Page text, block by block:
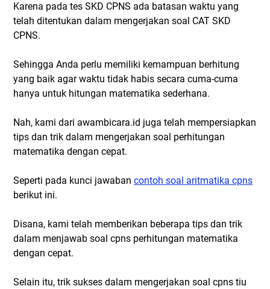
Karena pada tes SKD CPNS ada batasan waktu yang
telah ditentukan dalam mengerjakan soal CAT SKD
CPNS.
Sehingga Anda perlu memiliki kemampuan berhitung
yang baik agar waktu tidak habis secara cuma-cuma
hanya untuk hitungan matematika sederhana.
Nah, kami dari awambicara.id juga telah mempersiapkan
tips dan trik dalam mengerjakan soal perhitungan
matematika dengan cepat.
Seperti pada kunci jawaban contoh soal aritmatika cpns
berikut ini.
Disana, kami telah memberikan beberapa tips dan trik
dalam menjawab soal cpns perhitungan matematika
dengan cepat.
Selain itu, trik sukses dalam mengerjakan soal cpns tiu